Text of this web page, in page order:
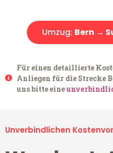
Umzug: Bern →
Für einen detaillierte
Anliegen für die Strecke
uns bitte eine
Unverbindlichen